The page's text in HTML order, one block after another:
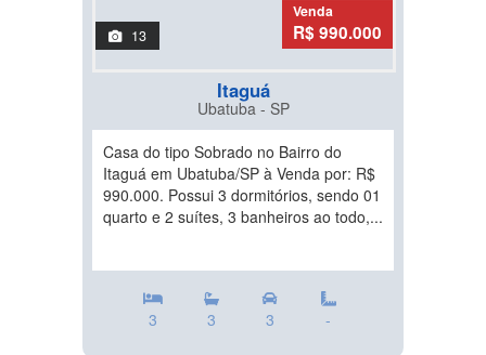
13
Venda
R$ 990.000
Itaguá
Ubatuba - SP
Casa do tipo Sobrado no Bairro do
Itaguá em Ubatuba/SP à Venda por: R$
990.000. Possui 3 dormitórios, sendo 01
quarto e 2 suítes, 3 banheiros ao todo,...
3 3 3 -